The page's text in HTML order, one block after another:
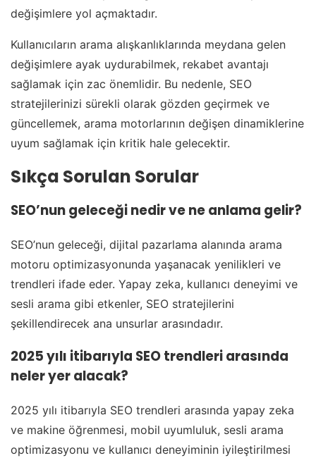
değişimlere yol açmaktadır.
Kullanıcıların arama alışkanlıklarında meydana gelen
değişimlere ayak uydurabilmek, rekabet avantajı
sağlamak için zac önemlidir. Bu nedenle, SEO
stratejilerinizi sürekli olarak gözden geçirmek ve
güncellemek, arama motorlarının değişen dinamiklerine
uyum sağlamak için kritik hale gelecektir.
Sıkça Sorulan Sorular
SEO’nun geleceği nedir ve ne anlama gelir?
SEO’nun geleceği, dijital pazarlama alanında arama
motoru optimizasyonunda yaşanacak yenilikleri ve
trendleri ifade eder. Yapay zeka, kullanıcı deneyimi ve
sesli arama gibi etkenler, SEO stratejilerini
şekillendirecek ana unsurlar arasındadır.
2025 yılı itibarıyla SEO trendleri arasında
neler yer alacak?
2025 yılı itibarıyla SEO trendleri arasında yapay zeka
ve makine öğrenmesi, mobil uyumluluk, sesli arama
optimizasyonu ve kullanıcı deneyiminin iyileştirilmesi